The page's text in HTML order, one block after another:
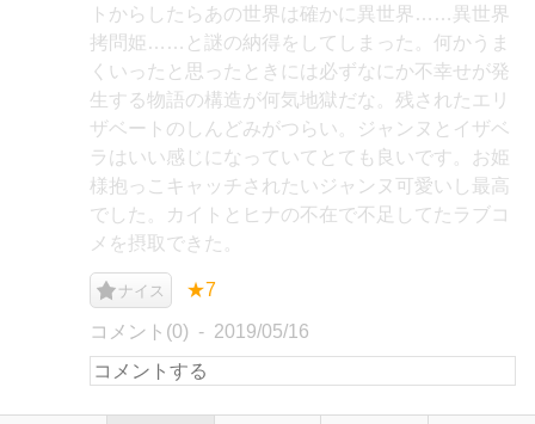
トからしたらあの世界は確かに異世界……異世界
拷問姫……と謎の納得をしてしまった。何かうま
くいったと思ったときには必ずなにか不幸せが発
生する物語の構造が何気地獄だな。残されたエリ
ザベートのしんどみがつらい。ジャンヌとイザベ
ラはいい感じになっていてとても良いです。お姫
様抱っこキャッチされたいジャンヌ可愛いし最高
でした。カイトとヒナの不在で不足してたラブコ
メを摂取できた。
ナイス ★7
コメント(0) 2019/05/16